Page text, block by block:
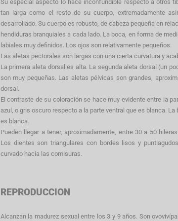
Su especial aspecto lo hace inconfundible respecto a otros
tan larga como el resto de su cuerpo, extremadamente
desarrollado. Su cuerpo es robusto, de cabeza pequeña en
hendiduras branquiales a cada lado. La boca, en forma de
labiales muy definidos. Los ojos son relativamente pequeños.
Las aletas pectorales son largas con una cierta curvatura y
La primera aleta dorsal es alta. La segunda aleta dorsal (un
son muy pequeñas. Las aletas pélvicas son grandes,
dorsal.
El contraste de su coloración se hace muy evidente entre la
azul, o gris oscuro respecto a la parte ventral que es blanca.
es blanca.
Pueden llegar a tener, aproximadamente, entre 30 a 50
Los dientes son triangulares con bordes lisos y
curvado hacia las comisuras.
REPRODUCCION
Alcanzan la madurez sexual entre los 3 y 9 años. Son